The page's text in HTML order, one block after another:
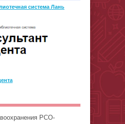
система Лань
РСО-